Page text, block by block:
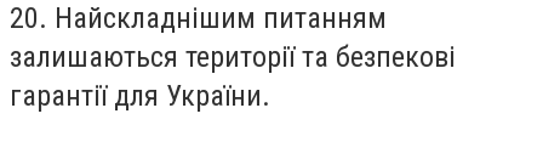
20. Найскладнішим питанням
залишаються території та безпекові
гарантії для України.